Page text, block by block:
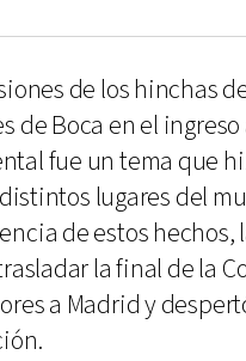
de los hinchas
de Boca en el ingreso
fue un tema que
lugares del
de estos hechos,
la final de la
a Madrid y